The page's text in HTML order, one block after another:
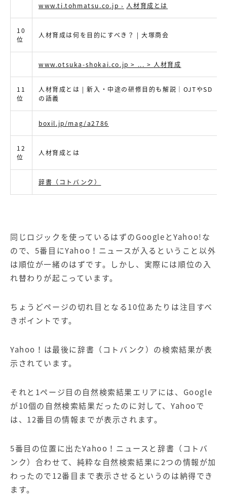
www.ti.tohmatsu.co.jp › 人材育成とは
10
位
人材育成は何を目的にすべき？ | 大塚商会
www.otsuka-shokai.co.jp > ... >人材育成
11
位
人材育成とは | 新入・中途の研修目的も解説｜OJTやSD
の語義
boxil.jp/mag/a2786
12
位
人材育成とは
辞書（コトバンク）
同じロジックを使っているはずのGoogleとYahoo!な
ので、5番目にYahoo！ニュースが入るということ以外
は順位が一緒のはずです。しかし、実際には順位の入
れ替わりが起こっています。
ちょうどページの切れ目となる10位あたりは注目すべ
きポイントです。
Yahoo！は最後に辞書（コトバンク）の検索結果が表
示されています。
それと1ページ目の自然検索結果エリアには、Google
が10個の自然検索結果だったのに対して、Yahooで
は、12番目の情報までが表示されます。
5番目の位置に出たYahoo！ニュースと辞書（コトバ
ンク）合わせて、純粋な自然検索結果に2つの情報が加
わったので12番目まで表示させるというのは納得でき
ます。